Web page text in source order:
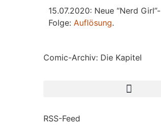
15.07.2020: Neue “Nerd Girl”-
Folge: Auflösung.
Comic-Archiv: Die Kapitel
RSS-Feed